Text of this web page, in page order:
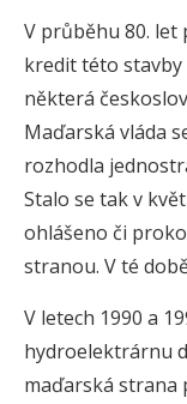
V průběhu 80. let
kredit této stavby
některá
Maďarská vláda
rozhodla
Stalo se tak v
ohlášeno či
stranou. V té
V letech 1990 a
hydroelektrárnu
maďarská strana